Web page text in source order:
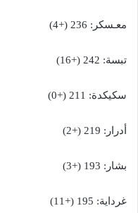
معـسكر: 236 (+4)
تبسة: 242 (+16)
سكيكدة: 211 (+0)
أدرار: 219 (+2)
بشار: 193 (+3)
غرداية: 195 (+11)